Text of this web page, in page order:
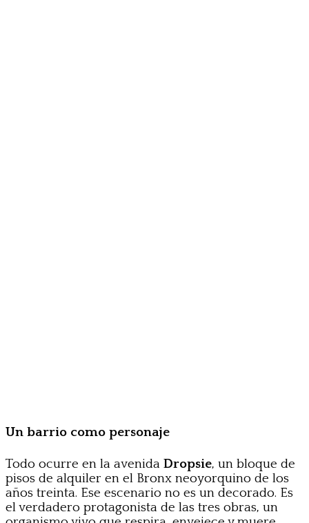
Un barrio como personaje
Todo ocurre en la avenida Dropsie, un bloque de
pisos de alquiler en el Bronx neoyorquino de los
años treinta. Ese escenario no es un decorado. Es
el verdadero protagonista de las tres obras, un